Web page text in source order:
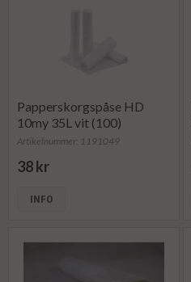
Papperskorgspåse HD
10my 35L vit (100)
Artikelnummer: 1191049
38 kr
INFO